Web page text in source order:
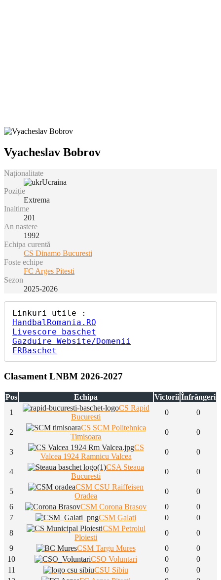
Vyacheslav Bobrov
Naționalitate
Ucraina
Poziție
Extrema
Inaltime
201
An nastere
1992
Echipa curentă
CS Dinamo Bucuresti
Foste echipe
FC Arges Pitesti
Sezon
2025-2026
HandbalRomania.RO
Livescore baschet
Gazduire Website/Domenii
FRBaschet
Clasament LNBM 2026-2027
Pos Echipa Victorii Înfrângeri
1
CS Rapid
Bucuresti
0 0
2
CS SCM Politehnica
Timisoara
0 0
3
CS
Valcea 1924 Ramnicu Valcea
0 0
4
CSA Steaua
Bucuresti
0 0
5
CSM CSU Raiffeisen
Oradea
0
0
6
CSM Corona Brasov 0
0
7
CSM Galati 0
0
8
CSM Petrolul
Ploiesti
0
0
9
CSM Targu Mures 0
0
10
CSO Voluntari 0
0
11
CSU Sibiu 0
0